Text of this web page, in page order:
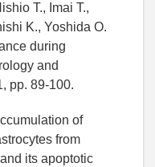
T., Imai T.,
K., Yoshida O.
during
and
pp. 89-100.
of
from
its apoptotic